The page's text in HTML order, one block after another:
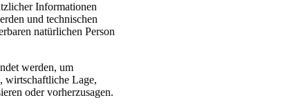
Informationen
und technischen
natürlichen Person
werden, um
wirtschaftliche Lage,
oder vorherzusagen.